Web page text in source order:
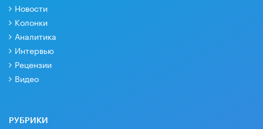
Новости
Колонки
Аналитика
Интервью
Рецензии
Видео
РУБРИКИ